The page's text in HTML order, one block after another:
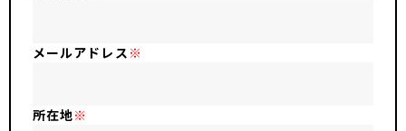
メールアドレス ※
所在地※